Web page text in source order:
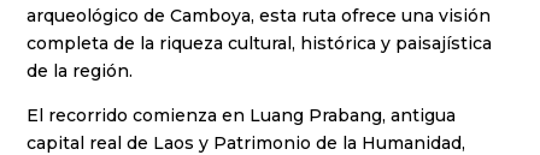
arqueológico de Camboya, esta ruta ofrece una visión
completa de la riqueza cultural, histórica y paisajística
de la región.
El recorrido comienza en Luang Prabang, antigua
capital real de Laos y Patrimonio de la Humanidad,